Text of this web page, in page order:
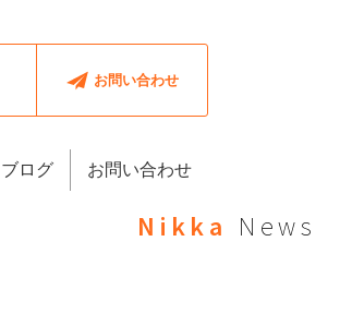
お問い合わせ
ログ お問い合わせ
Nikka News